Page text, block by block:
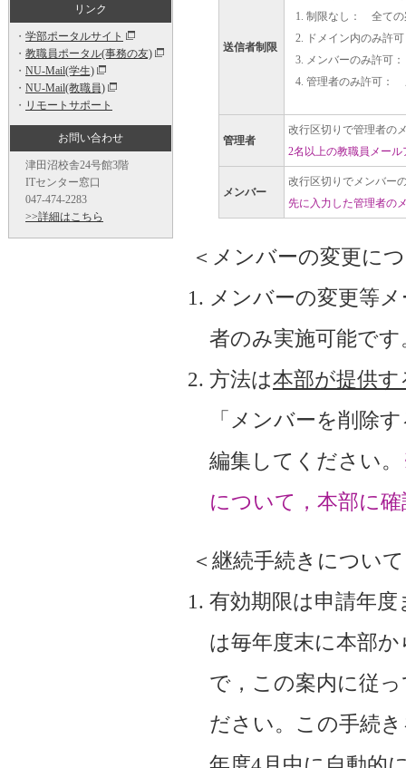
送信者制限
制限なし： 全ての
ドメイン内のみ許
メンバーのみ許可
管理者のみ許可：
管理者
改行区切りで管理者の
2名以上の教職員メール
メンバー
改行区切りでメンバー
先に入力した管理者の
＜メンバーの変更に
メンバーの変更等
者のみ実施可能です
方法は本部が提供
「メンバーを削除
編集してください。
について，本部に
＜継続手続きについ
有効期限は申請年度
は毎年度末に本部
で，この案内に従
ださい。この手続
リンク
・ 学部ポータルサイト
・ 教職員ポータル(事務の友)
・ NU-Mail(学生)
・ NU-Mail(教職員)
・ リモートサポート
お問い合わせ
津田沼校舎24号館3階
ITセンター窓口
047-474-2283
>>詳細はこちら